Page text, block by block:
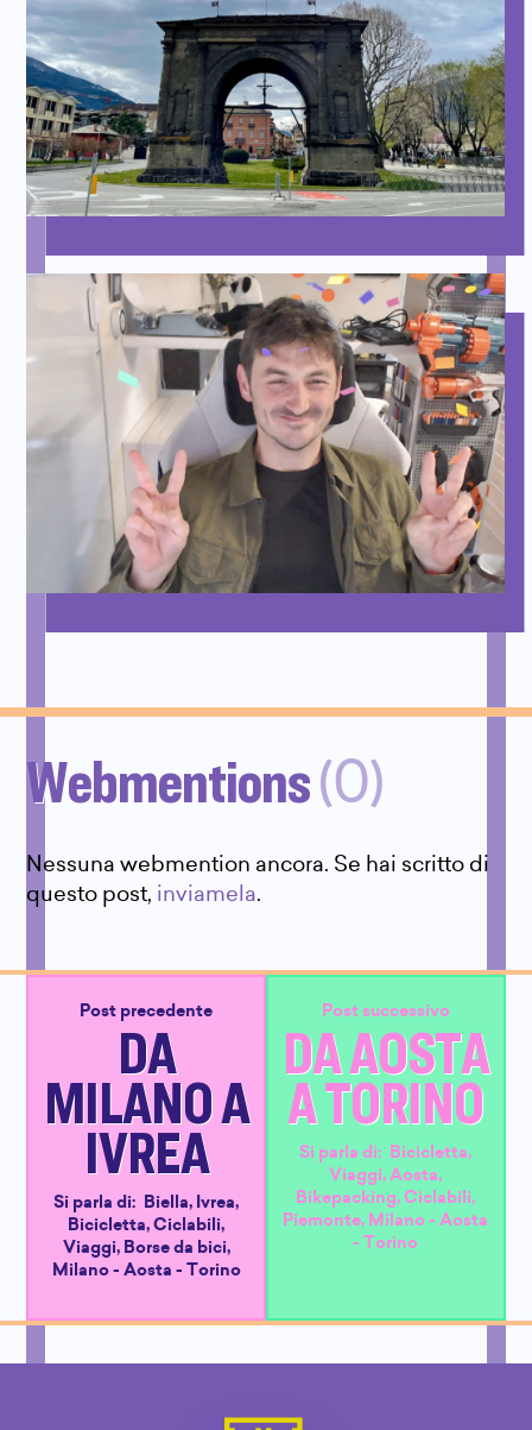
Webmentions(0)
Nessuna webmention ancora. Se hai scritto di
questo post, inviamela.
Post precedente
DA
MILANO A
IVREA
Si parla di: Biella, Ivrea,
Bicicletta,Ciclabili,
Viaggi, Borse da bici,
Milano - Aosta - Torino
Post successivo
DA AOSTA
A TORINO
Si parla di: Bicicletta,
Viaggi,Aosta,
Bikepacking,Ciclabili,
Piemonte, Milano - Aosta
- Torino